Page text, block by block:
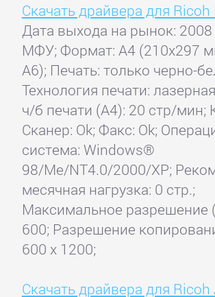
Скачать драйвера для Ricoh
Дата выхода на рынок: 2008
МФУ; Формат: A4 (210x297
A6); Печать: только черно-
Технология печати:
ч/б печати (А4): 20 стр/мин;
Сканер: Ok; Факс: Ok;
система: Windows®
98/Me/NT4.0/2000/XP;
месячная нагрузка: 0 стр.;
Максимальное разрешение
600; Разрешение
600 x 1200;
Скачать драйвера для Ricoh